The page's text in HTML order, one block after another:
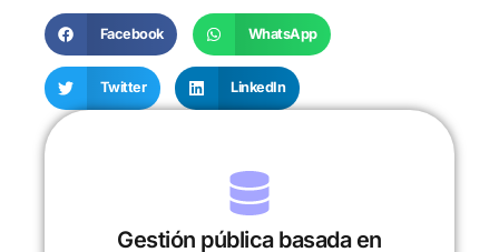
Facebook WhatsApp
Twitter LinkedIn
pública basada en
Investigación y